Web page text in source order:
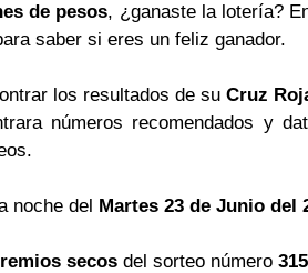
de pesos, ¿ganaste la lotería?
saber si eres un feliz ganador.
los resultados de suCruz
números recomendados y
noche del Martes 23 de Junio del
secos del sorteo número